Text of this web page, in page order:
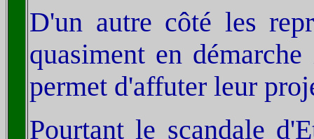
D'un autre côté les
quasiment en
permet d'affuter leur
Pourtant le scandale